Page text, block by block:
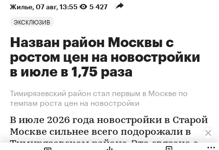
Жилье⁠, 07 авг, 13:55 5 427
ЭКСКЛЮЗИВ
Назван район Москвы с
ростом цен на новостройки
в июле в 1,75 раза
Тимирязевский район стал первым в Москве по
темпам роста цен на новостройки
В июле 2026 года новостройки в Старой
Москве сильнее всего подорожали в
Тимирязевском районе. Это связано с